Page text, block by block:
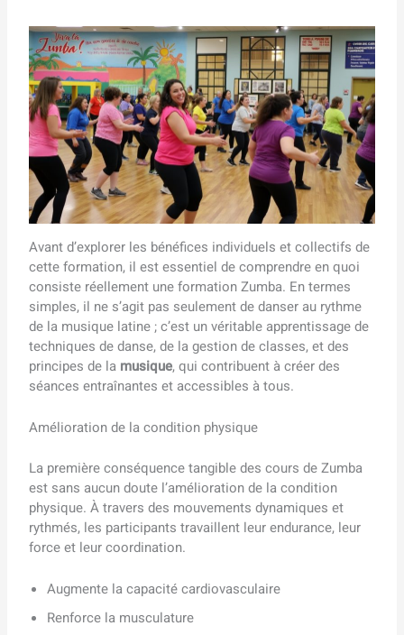
Avant d’explorer les bénéfices individuels et collectifs de
cette formation, il est essentiel de comprendre en quoi
consiste réellement une formation Zumba. En termes
simples, il ne s’agit pas seulement de danser au rythme
de la musique latine ; c’est un véritable apprentissage de
techniques de danse, de la gestion de classes, et des
principes de la musique, qui contribuent à créer des
séances entraînantes et accessibles à tous.
Amélioration de la condition physique
La première conséquence tangible des cours de Zumba
est sans aucun doute l’amélioration de la condition
physique. À travers des mouvements dynamiques et
rythmés, les participants travaillent leur endurance, leur
force et leur coordination.
Augmente la capacité cardiovasculaire
Renforce la musculature